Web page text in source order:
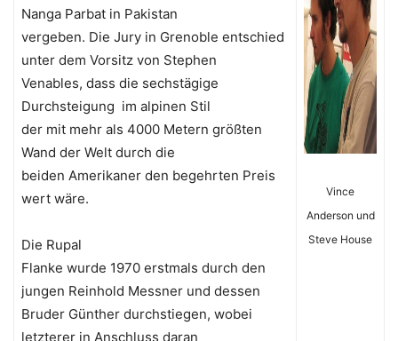
Nanga Parbat in Pakistan
vergeben. Die Jury in Grenoble entschied
unter dem Vorsitz von Stephen
Venables, dass die sechstägige
Durchsteigung im alpinen Stil
der mit mehr als 4000 Metern größten
Wand der Welt durch die
beiden Amerikaner den begehrten Preis
wert wäre.
Die Rupal
Flanke wurde 1970 erstmals durch den
jungen Reinhold Messner und dessen
Bruder Günther durchstiegen, wobei
letzterer in Anschluss daran
Vince
Anderson und
Steve House